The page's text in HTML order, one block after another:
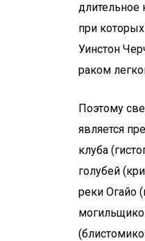
длительное
при
Уинстон
раком
Поэтому
является
клуба
голубей
реки Огайо